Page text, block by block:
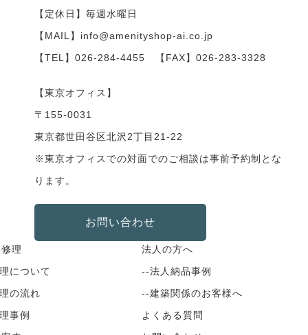
【定休日】毎週水曜日
【MAIL】info@amenityshop-ai.co.jp
【TEL】 026-284-4455 【FAX】026-283-3328
【東京オフィス】
〒155-0031
東京都世田谷区北沢2丁目21-22
※東京オフィスでの対面でのご相談は事前予約制とな
ります。
お問い合わせ
理
について
の流れ
事例
法人の方へ
--法人納品事例
--建築関係のお客様へ
よくある質問